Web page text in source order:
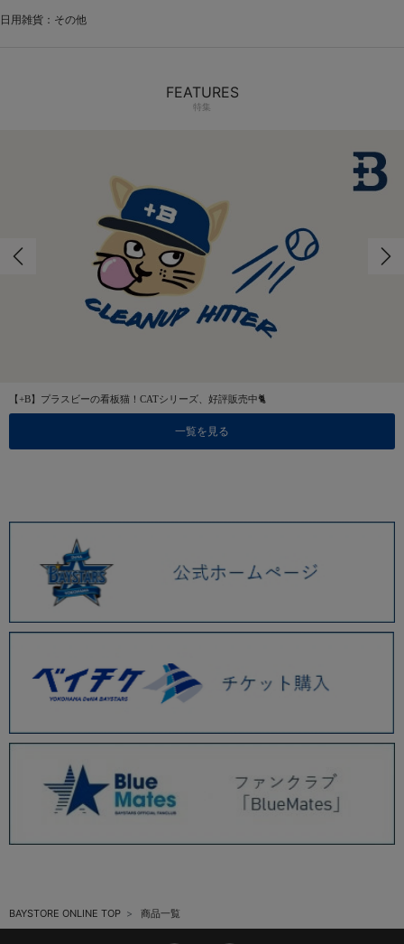
日用雑貨：その他
FEATURES
特集
【+B】プラスビーの看板猫！CATシリーズ、好評販売中🐈
一覧を見る
BAYSTORE ONLINE TOP 商品一覧